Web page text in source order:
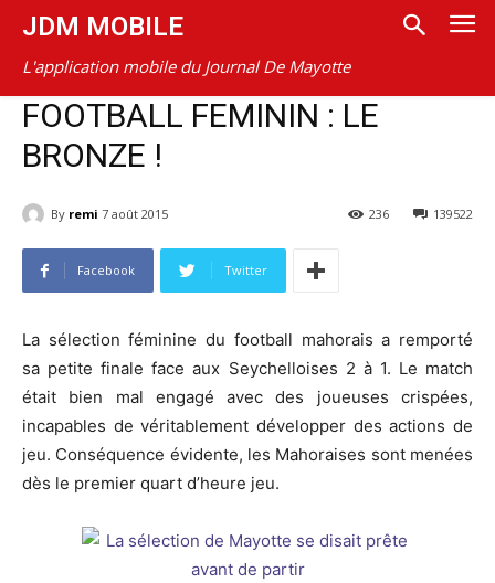
JDM MOBILE
L'application mobile du Journal De Mayotte
FOOTBALL FEMININ : LE
BRONZE !
By remi 7 août 2015 139522
236
Facebook Twitter
La sélection féminine du football mahorais a remporté
sa petite finale face aux Seychelloises 2 à 1. Le match
était bien mal engagé avec des joueuses crispées,
incapables de véritablement développer des actions de
jeu. Conséquence évidente, les Mahoraises sont menées
dès le premier quart d’heure jeu.